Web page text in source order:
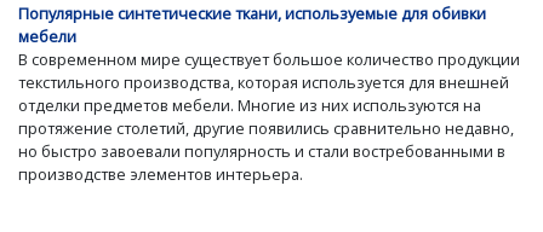
Популярные синтетические ткани, используемые для обивки
мебели
В современном мире существует большое количество продукции
текстильного производства, которая используется для внешней
отделки предметов мебели. Многие из них используются на
протяжение столетий, другие появились сравнительно недавно,
но быстро завоевали популярность и стали востребованными в
производстве элементов интерьера.